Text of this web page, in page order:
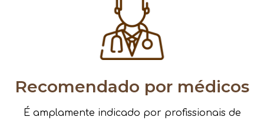
Recomendado por médicos
É amplamente indicado por profissionais de